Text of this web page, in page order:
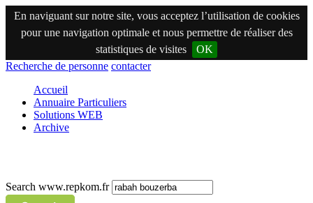
En naviguant sur notre site, vous acceptez l’utilisation de cookies
pour une navigation optimale et nous permettre de réaliser des
statistiques de visites
OK
Recherche de personne contacter
Accueil
Annuaire Particuliers
Solutions WEB
Archive
Search www.repkom.fr